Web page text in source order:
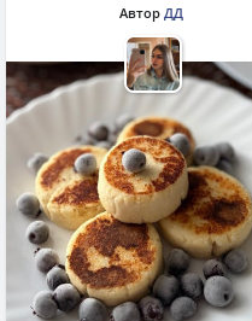
Автор ДД